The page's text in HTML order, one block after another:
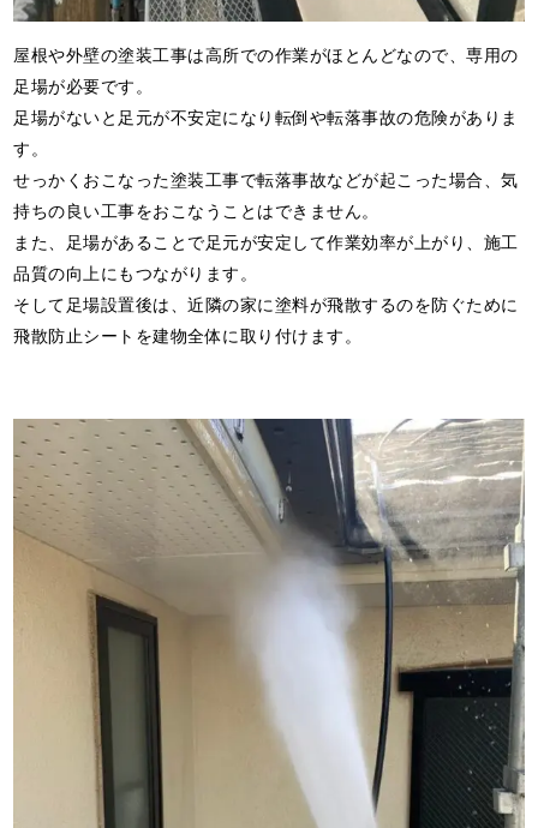
屋根や外壁の塗装工事は高所での作業がほとんどなので、専用の
足場が必要です。
足場がないと足元が不安定になり転倒や転落事故の危険がありま
す。
せっかくおこなった塗装工事で転落事故などが起こった場合、気
持ちの良い工事をおこなうことはできません。
また、足場があることで足元が安定して作業効率が上がり、施工
品質の向上にもつながります。
そして足場設置後は、近隣の家に塗料が飛散するのを防ぐために
飛散防止シートを建物全体に取り付けます。